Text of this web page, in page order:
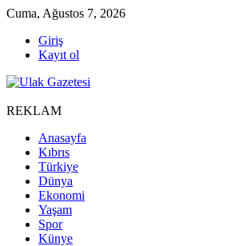
Cuma, Ağustos 7, 2026
Giriş
Kayıt ol
REKLAM
Anasayfa
Kıbrıs
Türkiye
Dünya
Ekonomi
Yaşam
Spor
Künye